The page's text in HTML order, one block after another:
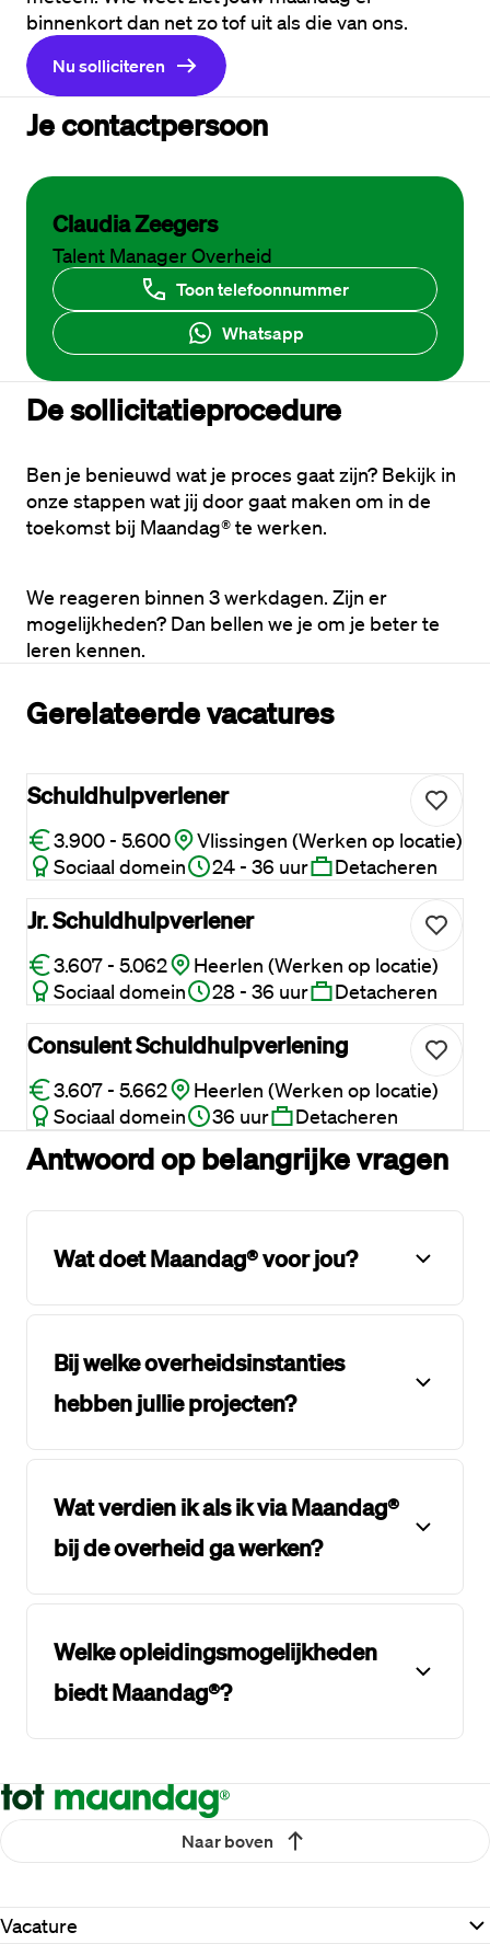
binnenkort dan net zo tof uit als die van ons.
Nu solliciteren
Je contactpersoon
Claudia Zeegers
Talent Manager Overheid
Toon telefoonnummer
Whatsapp
De sollicitatieprocedure
Ben je benieuwd wat je proces gaat zijn? Bekijk in
onze stappen wat jij door gaat maken om in de
toekomst bij Maandag® te werken.
We reageren binnen 3 werkdagen. Zijn er
mogelijkheden? Dan bellen we je om je beter te
leren kennen.
Gerelateerde vacatures
Schuldhulpverlener
3.900 - 5.600
Vlissingen (Werken op locatie)
Sociaal domein
24 - 36 uur Detacheren
Jr. Schuldhulpverlener
3.607 - 5.062
Heerlen (Werken op locatie)
Sociaal domein
28 - 36 uur Detacheren
Consulent Schuldhulpverlening
3.607 - 5.662
Heerlen (Werken op locatie)
Sociaal domein
36 uur Detacheren
Antwoord op belangrijke vragen
Wat doet Maandag® voor jou?
Bij welke overheidsinstanties
hebben jullie projecten?
Wat verdien ik als ik via Maandag®
bij de overheid ga werken?
Welke opleidingsmogelijkheden
biedt Maandag®?
Naar boven
Vacature